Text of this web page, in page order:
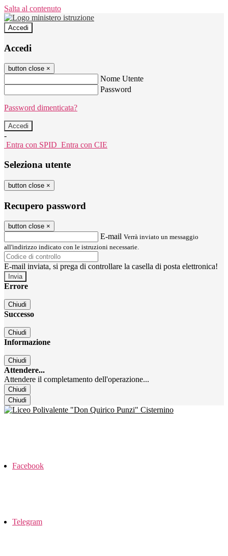
Salta al contenuto
Accedi
Accedi
button close ×
Nome Utente
Password
Password dimenticata?
-
Entra con SPID Entra con CIE
Seleziona utente
button close ×
Recupero password
button close ×
E-mail Verrà inviato un messaggio
all'indirizzo indicato con le istruzioni necessarie.
E-mail inviata, si prega di controllare la casella di posta elettronica!
Errore
Chiudi
Successo
Chiudi
Informazione
Chiudi
Attendere...
Attendere il completamento dell'operazione...
Chiudi
Chiudi
Facebook
Telegram